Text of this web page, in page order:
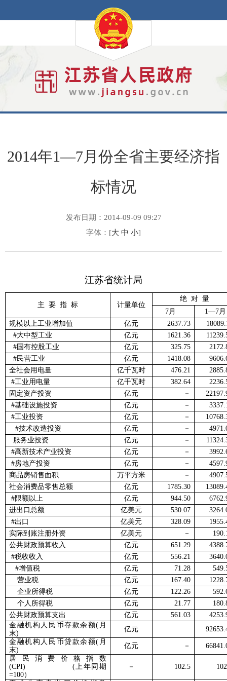
2014年1—7月份全省主要经济指
标情况
发布日期：2014-09-09 09:27
字体：[大 中 小]
江苏省统计局
主 要 指 标 计量单位
绝 对 量
7月 1—7月
规模以上工业增加值
亿元 2637.73
#大中型工业 亿元 1621.36
#国有控股工业 亿元 325.75
#民营工业 亿元 1418.08
全社会用电量
亿千瓦时 476.21
#工业用电量 亿千瓦时 382.64
固定资产投资
亿元 －
#基础设施投资 亿元 －
#工业投资 亿元 －
#技术改造投资 亿元 －
服务业投资
亿元 －
#高新技术产业投资 亿元 －
#房地产投资 亿元 －
商品房销售面积
万平方米 －
社会消费品零售总额
亿元 1785.30
#限额以上 亿元 944.50
进出口总额
亿美元 530.07
#出口 亿美元 328.09
实际到账注册外资
亿美元 －
公共财政预算收入
亿元 651.29
#税收收入 亿元 556.21
#增值税 亿元 71.28
营业税
亿元 167.40
企业所得税
亿元 122.26
个人所得税
亿元 21.77
公共财政预算支出
亿元 561.03
金融机构人民币存款余额( 月
末)
亿元
金融机构人民币贷款余额( 月
末)
亿元 －
居民消费价格指数
(CPI) (上年同期
=100）
－ 102.5